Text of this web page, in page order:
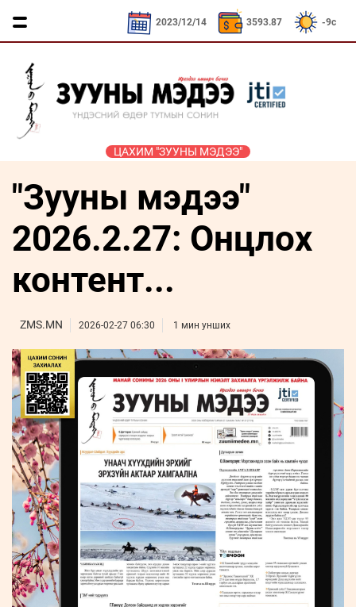
KRW / 2.53₮ SEK /
2023/12/14 3593.87 -9c
Бүртгүүлэх
Нэвтрэх
ЦАХИМ "ЗУУНЫ МЭДЭЭ"
ҮЗЭЛ
БОДЛЫН
ЧӨЛӨӨТ
ТАЛБАР
ЯРИЛЦАХ
ЦАГ
Сайд
ярьж
Зууны
Дугаарын
зочин
хөгжил
Leaderships
forum
ДӨРВӨН
ХӨЛТЭЙ
АНД
ӨӨРЧИЛЬЕ
МОНГОЛ
ФОТО
УРЛАГ
ЭДИЙН
ЗАСАГ
ЭМЭГТЭЙЧҮҮДИЙН
МАНЛАЙЛАЛ
ӨДӨР
ҮНДЭСНИЙ
МЭДЭЭЛЛИЙН
ТӨВ
ҮҮ
ВИДЕО
ZUUNII
MEDEE
WEEKLY
"Зууны мэдээ"
2026.2.27: Онцлох
контент...
ZMS.MN 2026-02-27 06:30 1 мин унших